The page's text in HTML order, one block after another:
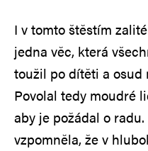
I v tomto štěstím
jedna věc, která
toužil po dítěti a osud
Povolal tedy moudré
aby je požádal o
vzpomněla, že v